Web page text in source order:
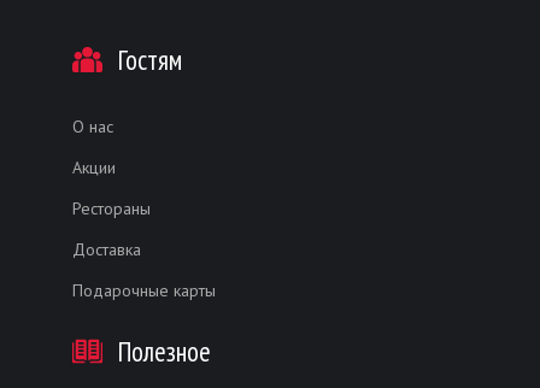
Гостям
О нас
Акции
Рестораны
Доставка
Подарочные карты
Полезное